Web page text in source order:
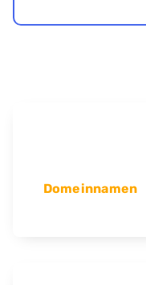
Domeinnamen